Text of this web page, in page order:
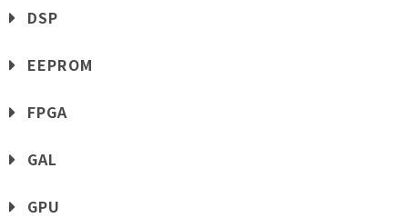
DSP
EEPROM
FPGA
GAL
GPU